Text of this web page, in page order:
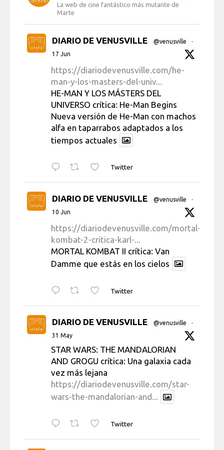
La web de cine fantástico más mutante de
Marte
DIARIO DE VENUSVILLE @venusville
·
17 Jun
https://diariodevenusville.com/he-
man-y-los-masters-del-univ...
HE-MAN Y LOS MÁSTERS DEL
UNIVERSO crítica: He-Man Begins
Nueva versión de He-Man con machos
alfa en taparrabos adaptados a los
tiempos actuales
Twitter
DIARIO DE VENUSVILLE @venusville
·
10 Jun
https://diariodevenusville.com/mortal-
kombat-2-critica-karl-...
MORTAL KOMBAT II crítica: Van
Damme que estás en los cielos
Twitter
DIARIO DE VENUSVILLE @venusville
·
31 May
STAR WARS: THE MANDALORIAN
AND GROGU crítica: Una galaxia cada
vez más lejana
https://diariodevenusville.com/star-
wars-the-mandalorian-and...
Twitter